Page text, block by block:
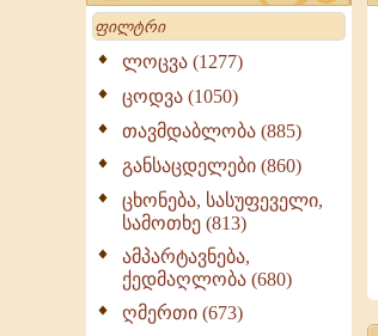
Search
ლოცვა (1277)
ცოდვა (1050)
თავმდაბლობა (885)
განსაცდელები (860)
ცხონება, სასუფეველი,
სამოთხე (813)
ამპარტავნება,
ქედმაღლობა (680)
ღმერთი (673)